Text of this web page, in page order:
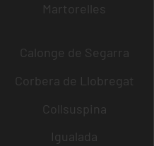
Martorelles
Calonge de Segarra
Corbera de Llobregat
Collsuspina
Igualada